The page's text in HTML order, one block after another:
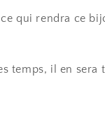
qui rendra ce
temps, il en sera